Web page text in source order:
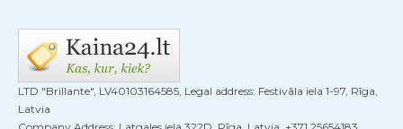
LTD "Brillante", LV40103164585, Legal address: Festivāla iela 1-97, Rīga,
Latvia